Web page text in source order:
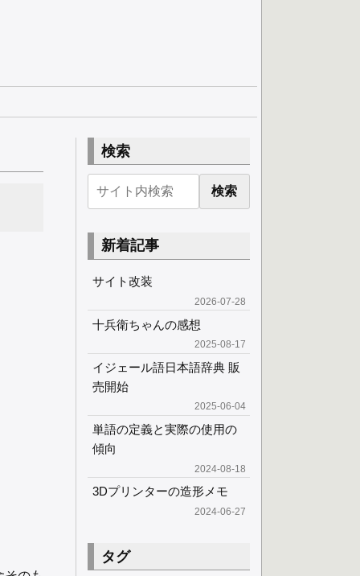
検索
検索
新着記事
サイト改装
2026-07-28
十兵衛ちゃんの感想
2025-08-17
イジェール語日本語辞典 販
売開始
2025-06-04
単語の定義と実際の使用の
傾向
2024-08-18
3Dプリンターの造形メモ
2024-06-27
タグ